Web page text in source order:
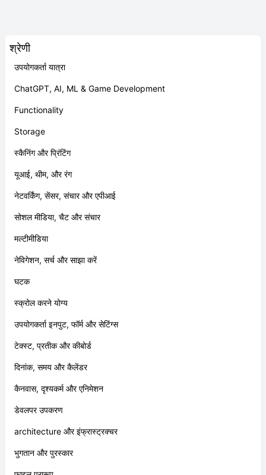
श्रेणी
उपयोगकर्ता यात्रा
ChatGPT, AI, ML & Game Development
Functionality
Storage
स्कैनिंग और प्रिंटिंग
यूआई, थीम, और रंग
नेटवर्किंग, सेंसर, संचार और एपीआई
सोशल मीडिया, चैट और संचार
मल्टीमीडिया
नेविगेशन, सर्च और साझा करें
घटक
स्क्रोल करने योग्य
उपयोगकर्ता इनपुट, फॉर्म और सेटिंग्स
टेक्स्ट, प्रतीक और कीबोर्ड
दिनांक, समय और कैलेंडर
कैनवास, दृश्यकर्म और एनिमेशन
डेवलपर उपकरण
architecture और इंफ्रास्ट्रक्चर
भुगतान और पुरस्कार